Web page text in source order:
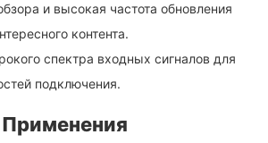
и высокая частота обновления
контента.
спектра входных сигналов для
подключения.